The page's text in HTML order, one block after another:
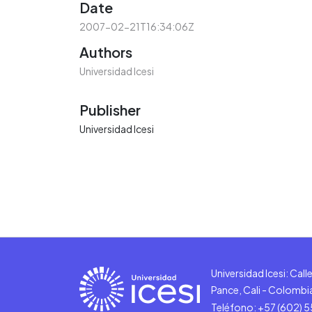
Date
2007-02-21T16:34:06Z
Authors
Universidad Icesi
Publisher
Universidad Icesi
Universidad Icesi:
Pance, Cali -
Teléfono: +57 (602)